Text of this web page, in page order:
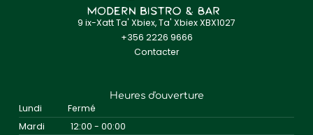
9 ix-Xatt Ta' Xbiex, Ta' Xbiex XBX1027
+356 2226 9666
Contacter
Heures d'ouverture
Lundi
Fermé
Mardi
12:00 - 00:00